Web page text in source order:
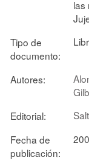
las
Tipo de
documento:
Autores:
Editorial:
Fecha de
publicación: